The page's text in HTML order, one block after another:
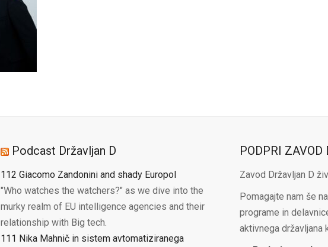
Podcast Državljan D
112 Giacomo Zandonini and shady Europol
"Who watches the watchers?" as we dive into the
murky realm of EU intelligence agencies and their
relationship with Big tech.
111 Nika Mahnič in sistem avtomatiziranega
PODPRI
Zavod Državljan D
Pomagajte nam še
programe in
aktivnega državljana